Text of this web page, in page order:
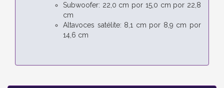
Subwoofer: 22,0 cm por 15,0 cm por 22,8
cm
Altavoces satélite: 8,1 cm por 8,9 cm por
14,6 cm